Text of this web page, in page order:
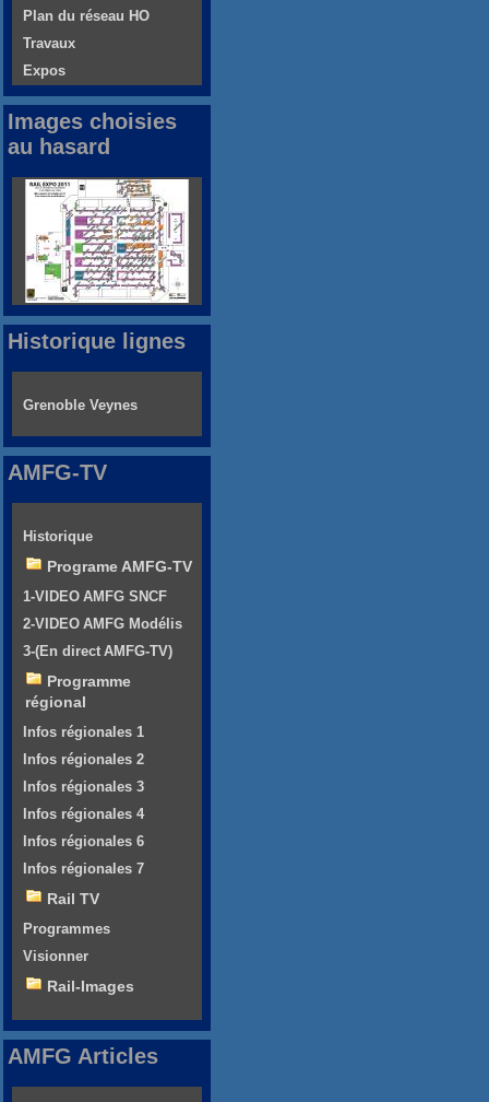
Plan du réseau HO
Travaux
Expos
Images choisies
au hasard
Historique lignes
Grenoble Veynes
AMFG-TV
Historique
Programe AMFG-TV
1-VIDEO AMFG SNCF
2-VIDEO AMFG Modélis
3-(En direct AMFG-TV)
Programme
régional
Infos régionales 1
Infos régionales 2
Infos régionales 3
Infos régionales 4
Infos régionales 6
Infos régionales 7
Rail TV
Programmes
Visionner
Rail-Images
AMFG Articles